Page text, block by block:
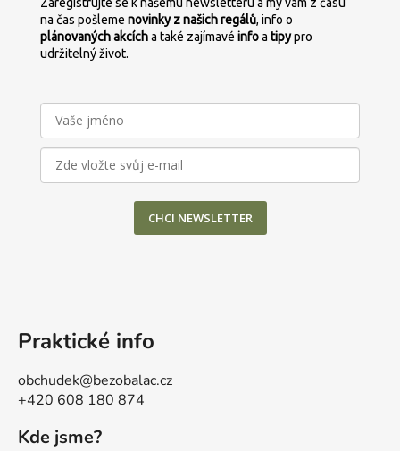
Zaregistrujte se k našemu newsletteru a my vám z času
na čas pošleme novinky z našich regálů, info o
plánovanýchakcícha také zajímavé infoa tipypro
udržitelný život.
CHCI NEWSLETTER
Praktické info
obchudek@bezobalac.cz
+420 608 180 874
Kde jsme?